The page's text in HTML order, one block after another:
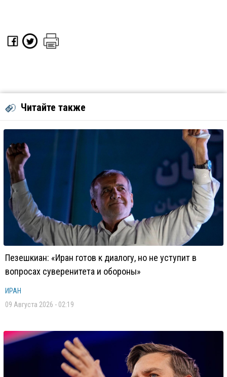
Читайте также
Пезешкиан: «Иран готов к диалогу, но не уступит в
вопросах суверенитета и обороны»
ИРАН
09 Августа 2026 - 02:19